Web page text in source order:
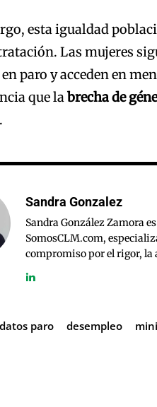
esta igualdad
Las mujeres
paro y acceden en
que labrecha de
Sandra Gonzalez
Sandra González Zamora
SomosCLM.com,
compromiso por el rigor, la
datos paro desempleo